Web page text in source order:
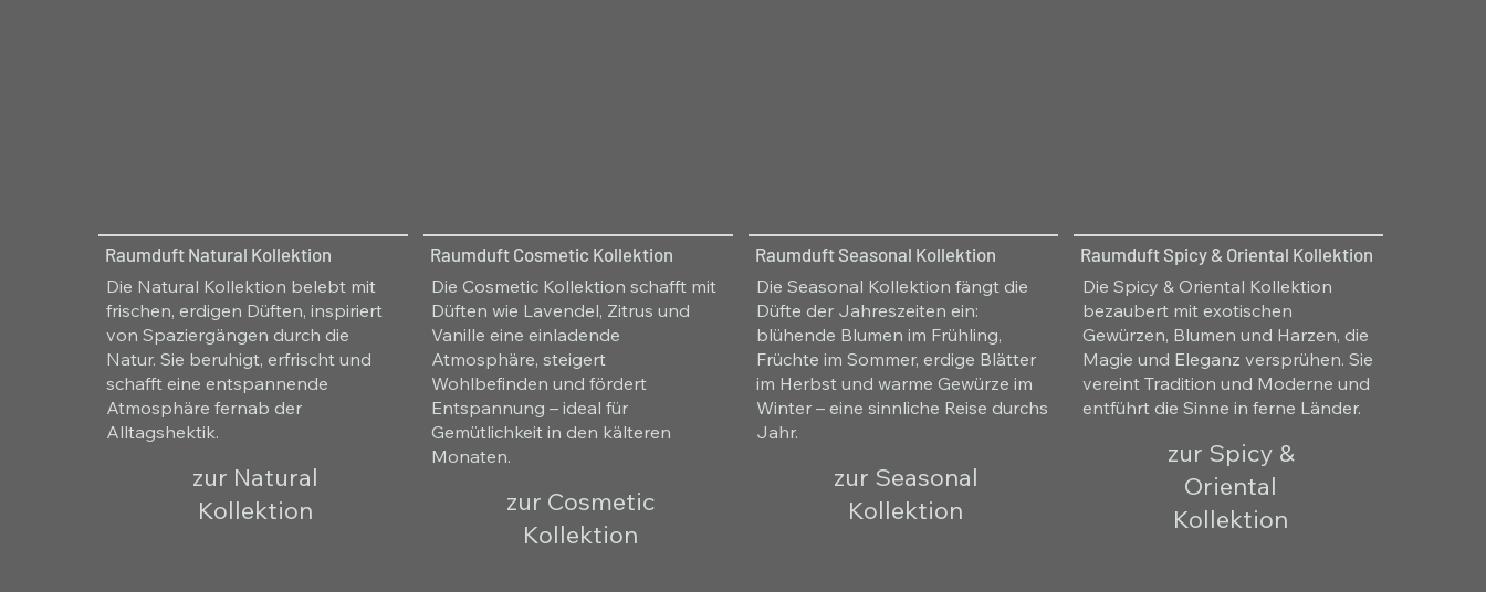
Raumduft Natural Kollektion
Die Natural Kollektion belebt mit
frischen, erdigen Düften, inspiriert
von Spaziergängen durch die
Natur. Sie beruhigt, erfrischt und
schafft eine entspannende
Atmosphäre fernab der
Alltagshektik.
zur Natural
Kollektion
Raumduft Cosmetic Kollektion
Die Cosmetic Kollektion schafft mit
Düften wie Lavendel, Zitrus und
Vanille eine einladende
Atmosphäre, steigert
Wohlbefinden und fördert
Entspannung – ideal für
Gemütlichkeit in den kälteren
Monaten.
zur Cosmetic
Kollektion
Raumduft Seasonal Kollektion
Die Seasonal Kollektion fängt die
Düfte der Jahreszeiten ein:
blühende Blumen im Frühling,
Früchte im Sommer, erdige Blätter
im Herbst und warme Gewürze im
Winter – eine sinnliche Reise durchs
Jahr.
zur Seasonal
Kollektion
Raumduft Spicy & Oriental Kollektion
Die Spicy & Oriental Kollektion
bezaubert mit exotischen
Gewürzen, Blumen und Harzen, die
Magie und Eleganz versprühen. Sie
vereint Tradition und Moderne und
entführt die Sinne in ferne Länder.
zur Spicy &
Oriental
Kollektion